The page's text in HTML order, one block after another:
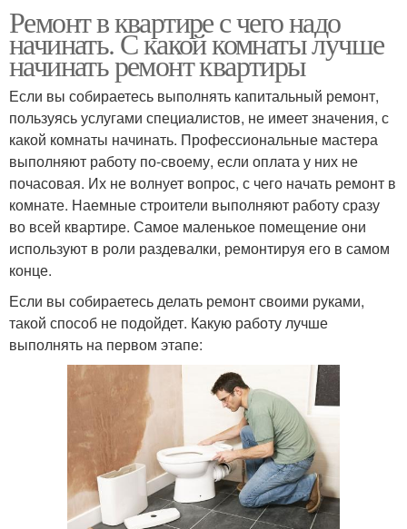
Ремонт в квартире с чего надо
начинать. С какой комнаты лучше
начинать ремонт квартиры
Если вы собираетесь выполнять капитальный ремонт,
пользуясь услугами специалистов, не имеет значения, с
какой комнаты начинать. Профессиональные мастера
выполняют работу по-своему, если оплата у них не
почасовая. Их не волнует вопрос, с чего начать ремонт в
комнате. Наемные строители выполняют работу сразу
во всей квартире. Самое маленькое помещение они
используют в роли раздевалки, ремонтируя его в самом
конце.
Если вы собираетесь делать ремонт своими руками,
такой способ не подойдет. Какую работу лучше
выполнять на первом этапе: